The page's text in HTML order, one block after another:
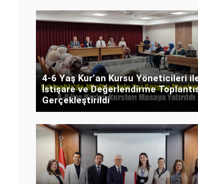
4-6 Yaş Kur’an Kursu Yöneticileri
İstişare ve Değerlendirme
Gerçekleştirildi